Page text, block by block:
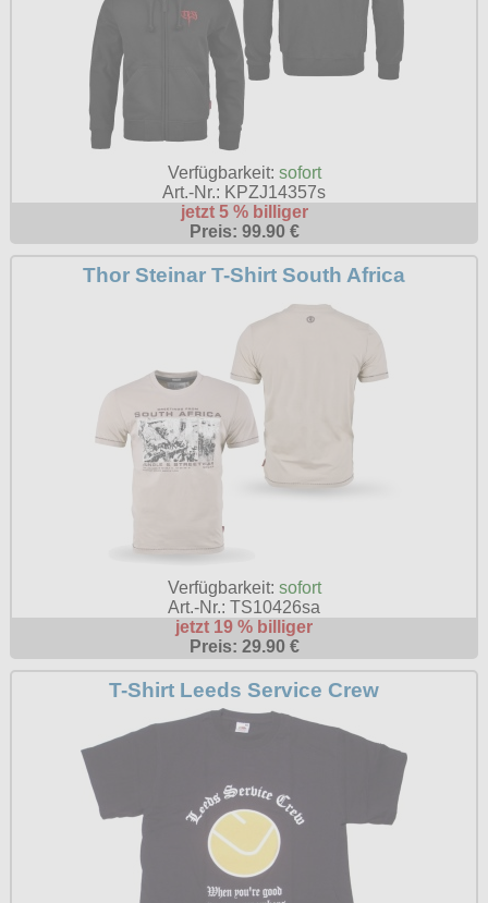
Verfügbarkeit: sofort
Art.-Nr.: KPZJ14357s
jetzt 5 % billiger
Preis: 99.90 €
Thor Steinar T-Shirt South Africa
Verfügbarkeit: sofort
Art.-Nr.: TS10426sa
jetzt 19 % billiger
Preis: 29.90 €
T-Shirt Leeds Service Crew